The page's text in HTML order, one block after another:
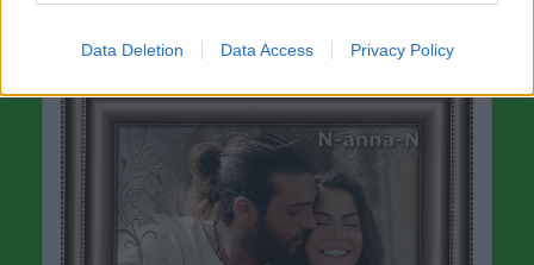
Data Deletion Data Access Privacy Policy
a href="https://n-anna-n.blogspot.com">